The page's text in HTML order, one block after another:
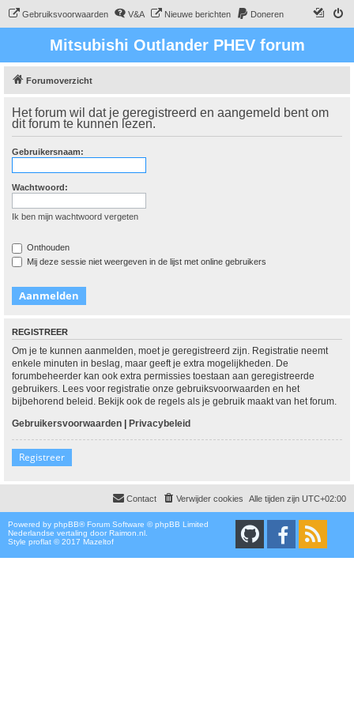
Gebruiksvoorwaarden V&A Nieuwe berichten Doneren
Mitsubishi Outlander PHEV forum
Forumoverzicht
Het forum wil dat je geregistreerd en aangemeld bent om
dit forum te kunnen lezen.
Gebruikersnaam:
Wachtwoord:
Ik ben mijn wachtwoord vergeten
Onthouden
Mij deze sessie niet weergeven in de lijst met online gebruikers
REGISTREER
Om je te kunnen aanmelden, moet je geregistreerd zijn. Registratie neemt
enkele minuten in beslag, maar geeft je extra mogelijkheden. De
forumbeheerder kan ook extra permissies toestaan aan geregistreerde
gebruikers. Lees voor registratie onze gebruiksvoorwaarden en het
bijbehorend beleid. Bekijk ook de regels als je gebruik maakt van het forum.
Gebruikersvoorwaarden | Privacybeleid
Registreer
Alle tijden zijn UTC+02:00
Verwijder cookies
Contact
Powered by phpBB® Forum Software © phpBB Limited
Nederlandse vertaling door Raimon.nl
Style proflat © 2017 Mazeltof